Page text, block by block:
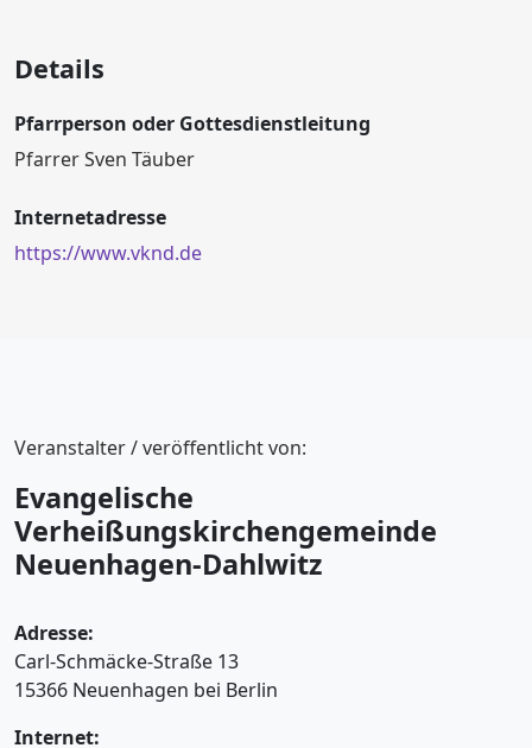
Details
Pfarrperson oder Gottesdienstleitung
Pfarrer Sven Täuber
Internetadresse
https://www.vknd.de
Veranstalter / veröffentlicht von:
Evangelische
Verheißungskirchengemeinde
Neuenhagen-Dahlwitz
Adresse:
Carl-Schmäcke-Straße 13
15366 Neuenhagen bei Berlin
Internet: